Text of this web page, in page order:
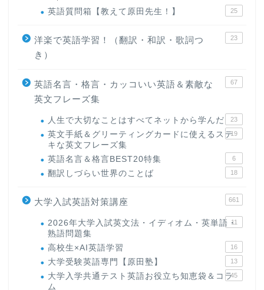
英語質問箱【教えて原田先生！】 25
洋楽で英語学習！（翻訳・和訳・歌詞つ
き）
23
英語名言・格言・カッコいい英語＆素敵な
英文フレーズ集
67
人生で大切なことはすべてネットから学んだ 23
英文手紙＆グリーティングカードに使えるステ
キな英文フレーズ集
19
英語名言＆格言BEST20特集 6
翻訳しづらい世界のことば 18
大学入試英語対策講座 661
2026年大学入試英文法・イディオム・英単語・
熟語問題集
11
高校生×AI英語学習 16
大学受験英語専門【原田塾】 13
大学入学共通テスト英語お役立ち知恵袋＆コラ
ム
45